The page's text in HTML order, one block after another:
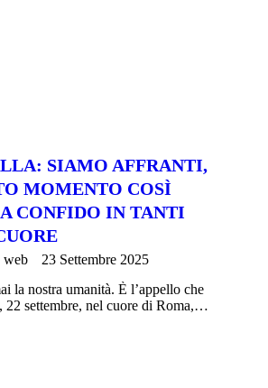
SIAMO AFFRANTI,
MOMENTO COSÌ
CONFIDO IN TANTI
web
23 Settembre 2025
la nostra umanità. È l’appello che
22 settembre, nel cuore di Roma,…